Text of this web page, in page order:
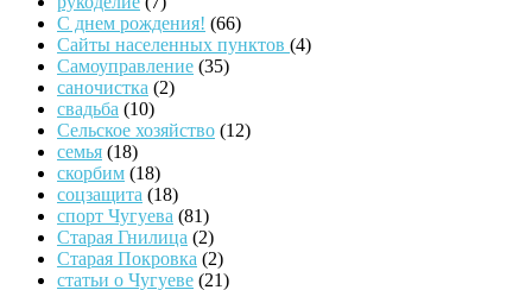
С днем рождения! (66)
Сайты населенных пунктов (4)
Самоуправление (35)
саночистка (2)
свадьба (10)
Сельское хозяйство (12)
семья (18)
скорбим (18)
соцзащита (18)
спорт Чугуева (81)
Старая Гнилица (2)
Старая Покровка (2)
статьи о Чугуеве (21)